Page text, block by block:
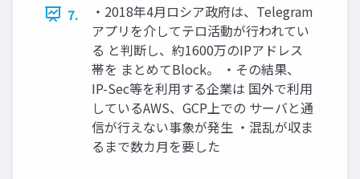
7.
・2018年4月ロシア政府は、Telegram
アプリを介してテロ活動が行われてい
る と判断し、約1600万のIPアドレス
帯を まとめてBlock。 ・その結果、
IP-Sec等を利用する企業は 国外で利用
しているAWS、GCP上での サーバと通
信が行えない事象が発生 ・混乱が収ま
るまで数カ月を要した